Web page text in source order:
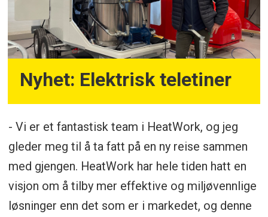
Nyhet: Elektrisk teletiner
- Vi er et fantastisk team i HeatWork, og jeg
gleder meg til å ta fatt på en ny reise sammen
med gjengen. HeatWork har hele tiden hatt en
visjon om å tilby mer effektive og miljøvennlige
løsninger enn det som er i markedet, og denne